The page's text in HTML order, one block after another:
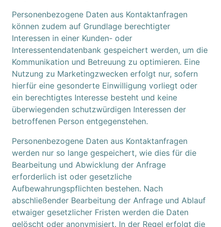
Personenbezogene Daten aus Kontaktanfragen
können zudem auf Grundlage berechtigter
Interessen in einer Kunden- oder
Interessentendatenbank gespeichert werden, um die
Kommunikation und Betreuung zu optimieren. Eine
Nutzung zu Marketingzwecken erfolgt nur, sofern
hierfür eine gesonderte Einwilligung vorliegt oder
ein berechtigtes Interesse besteht und keine
überwiegenden schutzwürdigen Interessen der
betroffenen Person entgegenstehen.
Personenbezogene Daten aus Kontaktanfragen
werden nur so lange gespeichert, wie dies für die
Bearbeitung und Abwicklung der Anfrage
erforderlich ist oder gesetzliche
Aufbewahrungspflichten bestehen. Nach
abschließender Bearbeitung der Anfrage und Ablauf
etwaiger gesetzlicher Fristen werden die Daten
gelöscht oder anonymisiert. In der Regel erfolgt die